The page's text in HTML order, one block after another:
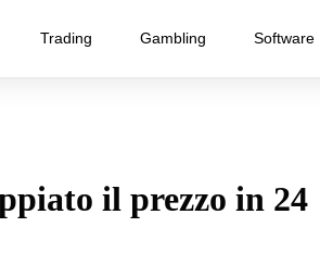
Trading Gambling Software
il prezzo in 24